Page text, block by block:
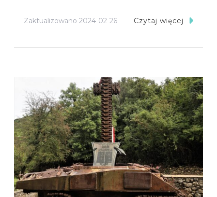
Zaktualizowano 2024-02-26 Czytaj więcej